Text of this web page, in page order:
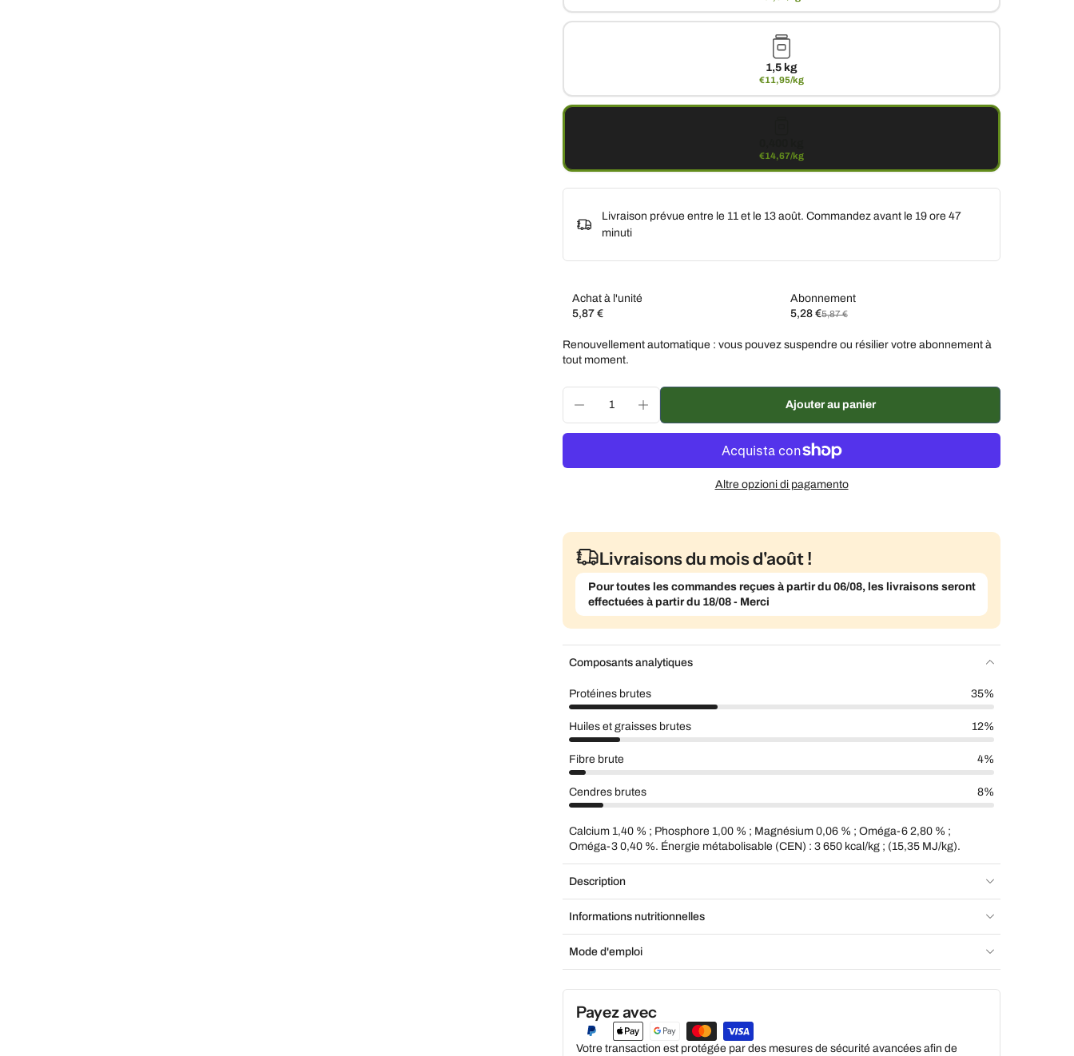
1,5 kg
€11,95/kg
€14,67/kg
Livraison prévue entre le 11 et le 13 août. Commandez avant le 19 ore 47
minuti
Achat à l'unité
5,87 €
Abonnement
5,28 €5,87 €
Abonnez-vous et économisez
Livraison toutes les deux semaines, 10 % de réduction
Livraison tous les mois, 5 % de réduction
Renouvellement automatique : vous pouvez suspendre ou résilier votre abonnement à
tout moment.
Ajouter au panier
Altre opzioni di pagamento
Livraisons du mois d'août !
Pour toutes les commandes reçues à partir du 06/08, les livraisons seront
effectuées à partir du 18/08 - Merci
Composants analytiques
Protéines brutes 35%
Huiles et graisses brutes 12%
Fibre brute 4%
Cendres brutes 8%
Calcium 1,40 % ; Phosphore 1,00 % ; Magnésium 0,06 % ; Oméga-6 2,80 % ;
Oméga-3 0,40 %. Énergie métabolisable (CEN) : 3 650 kcal/kg ; (15,35 MJ/kg).
Description
Informations nutritionnelles
Mode d'emploi
Payez avec
Votre transaction est protégée par des mesures de sécurité avancées afin de